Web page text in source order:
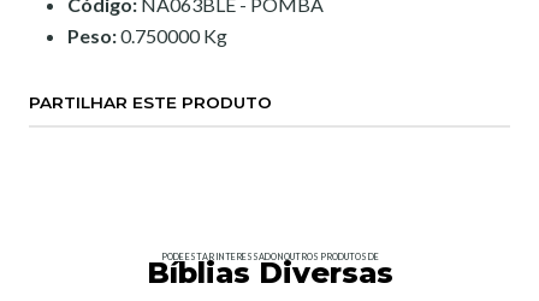
Peso:0.750000 Kg
PARTILHAR ESTE PRODUTO
PODE ESTAR INTERESSADO NOUTROS PRODUTOS DE
Bíblias Diversas